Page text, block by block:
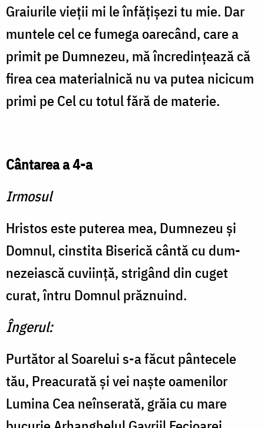
Graiurile vieţii mi le înfăţi­şezi tu mie. Dar
muntele cel ce fumega oarecând, care a
primit pe Dumnezeu, mă încredinţea­ză că
firea cea materialnică nu va putea nicicum
primi pe Cel cu totul fără de materie.
Cântarea a 4-a
Irmosul
Hristos este puterea mea, Dumnezeu şi
Domnul, cinstita Biserică cântă cu dum­
nezeiască cuviinţă, strigând din cuget
curat, întru Domnul prăznuind.
Îngerul:
Purtător al Soarelui s-a făcut pântecele
tău, Preacurată şi vei naşte oamenilor
Lumina Cea neînserată, grăia cu mare